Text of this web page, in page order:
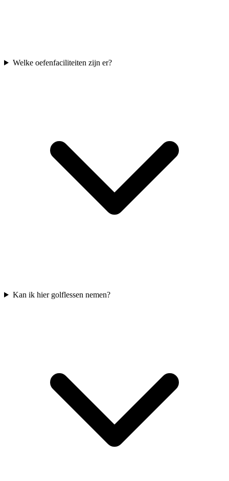
Welke oefenfaciliteiten zijn er?
Kan ik hier golflessen nemen?